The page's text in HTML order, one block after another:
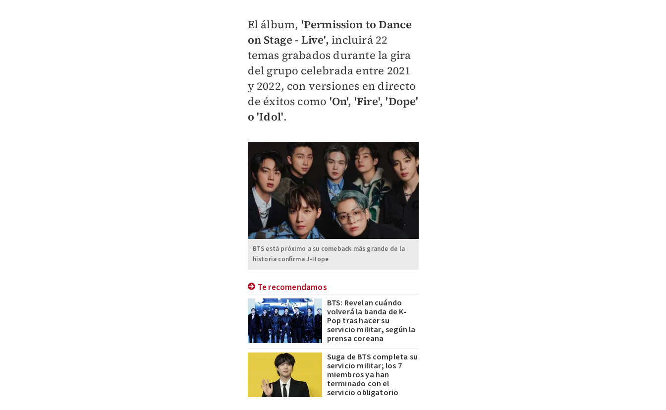
El álbum, 'Permission to Dance
on Stage - Live', incluirá 22
temas grabados durante la gira
del grupo celebrada entre 2021
y 2022, con versiones en directo
de éxitos como 'On', 'Fire', 'Dope'
o 'Idol'.
BTS está próximo a su comeback más grande de la
historia confirma J-Hope
Te recomendamos
BTS: Revelan cuándo
volverá la banda de K-
Pop tras hacer su
servicio militar, según la
prensa coreana
Suga de BTS completa su
servicio militar; los 7
miembros ya han
terminado con el
servicio obligatorio